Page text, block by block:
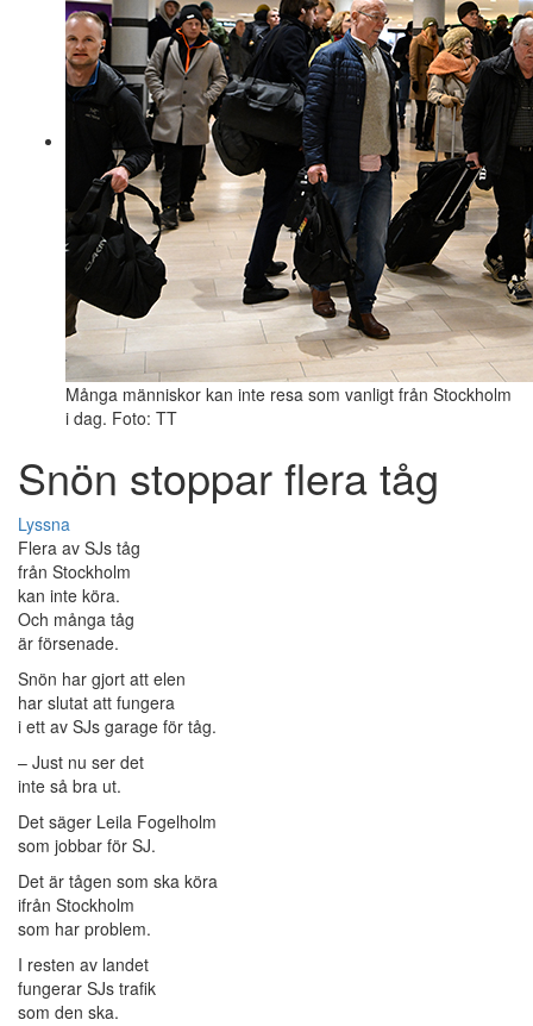
Många människor kan inte resa som vanligt från Stockholm
i dag. Foto: TT
Snön stoppar flera tåg
Lyssna
Flera av SJs tåg
från Stockholm
kan inte köra.
Och många tåg
är försenade.
Snön har gjort att elen
har slutat att fungera
i ett av SJs garage för tåg.
– Just nu ser det
inte så bra ut.
Det säger Leila Fogelholm
som jobbar för SJ.
Det är tågen som ska köra
ifrån Stockholm
som har problem.
I resten av landet
fungerar SJs trafik
som den ska.